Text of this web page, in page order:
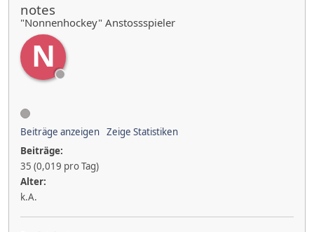
notes
"Nonnenhockey" Anstossspieler
N
Beiträge anzeigen Zeige Statistiken
Beiträge:
35 (0,019 pro Tag)
Alter:
k.A.